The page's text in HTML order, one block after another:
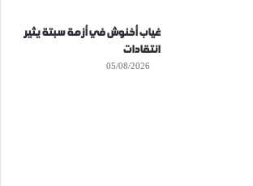
غياب أخنوش في أزمة سبتة يثير
انتقادات
05/08/2026